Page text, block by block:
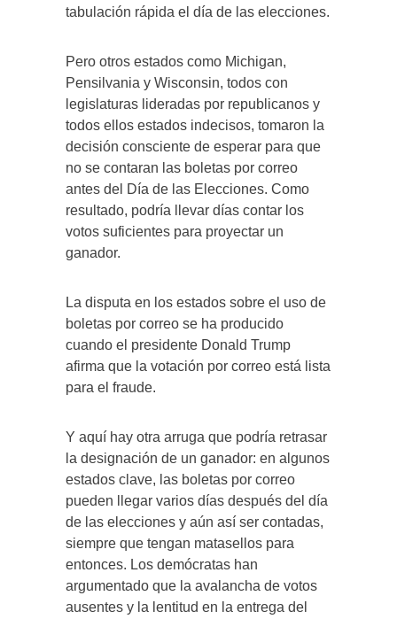
tabulación rápida el día de las elecciones.
Pero otros estados como Michigan,
Pensilvania y Wisconsin, todos con
legislaturas lideradas por republicanos y
todos ellos estados indecisos, tomaron la
decisión consciente de esperar para que
no se contaran las boletas por correo
antes del Día de las Elecciones. Como
resultado, podría llevar días contar los
votos suficientes para proyectar un
ganador.
La disputa en los estados sobre el uso de
boletas por correo se ha producido
cuando el presidente Donald Trump
afirma que la votación por correo está lista
para el fraude.
Y aquí hay otra arruga que podría retrasar
la designación de un ganador: en algunos
estados clave, las boletas por correo
pueden llegar varios días después del día
de las elecciones y aún así ser contadas,
siempre que tengan matasellos para
entonces. Los demócratas han
argumentado que la avalancha de votos
ausentes y la lentitud en la entrega del